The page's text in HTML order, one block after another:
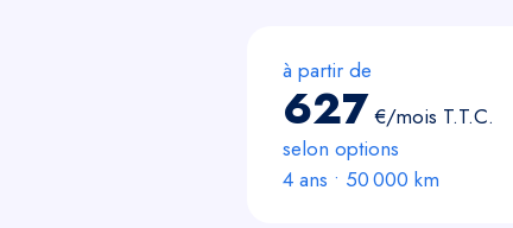
à partir de
627 €/mois T.T.C.
selon options
4 ans • 50 000 km